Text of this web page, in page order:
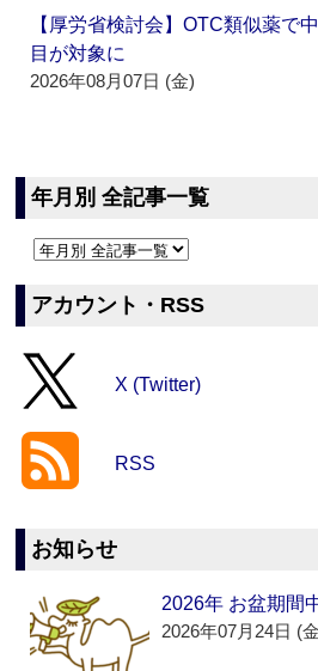
【厚労省検討会】OTC類似薬で
目が対象に
2026年08月07日 (金)
年月別 全記事一覧
アカウント・RSS
X (Twitter)
RSS
お知らせ
2026年 お盆期間
2026年07月24日 (